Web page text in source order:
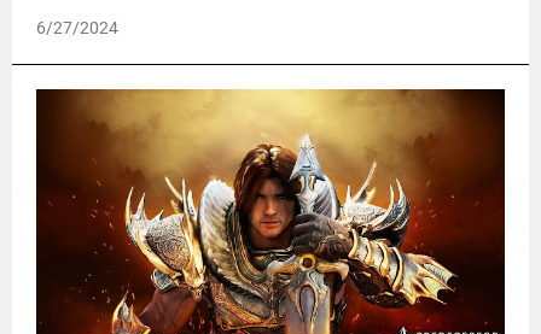
6/27/2024